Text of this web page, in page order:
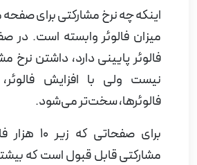
اینکه چه نرخ مشارکتی برای
میزان فالوئر وابسته است. در
فالوئر پایینی دارد، داشتن نرخ
نیست ولی با افزایش
فالوئرها، سخت‌تر می‌شود.
برای صفحاتی
مشارکتی قابل قبول است که